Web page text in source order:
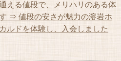
える値段で、メリハリのある体
⇒ 値段の安さが魅力の溶岩ホ
ルドを体験し、入会しました